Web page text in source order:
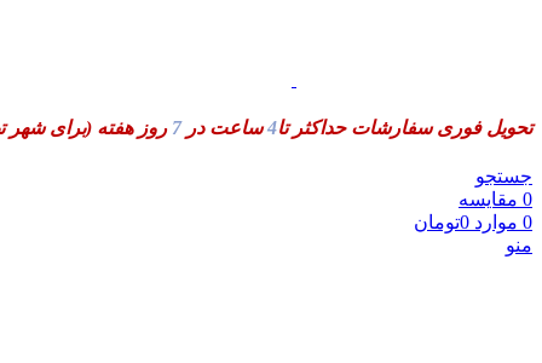
تحویل فوری سفارشات حداکثر تا4ساعت در7 روز هفته (برای شهر
جستجو
0 مقایسه
0 موارد 0تومان
منو